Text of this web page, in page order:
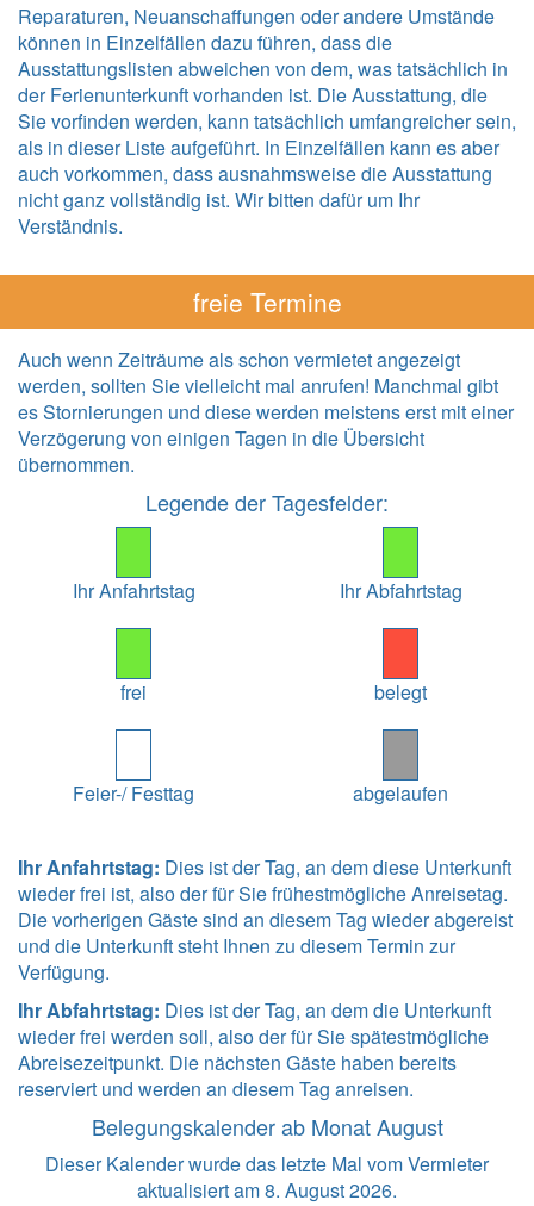
Reparaturen, Neuanschaffungen oder andere Umstände
können in Einzelfällen dazu führen, dass die
Ausstattungslisten abweichen von dem, was tatsächlich in
der Ferienunterkunft vorhanden ist. Die Ausstattung, die
Sie vorfinden werden, kann tatsächlich umfangreicher sein,
als in dieser Liste aufgeführt. In Einzelfällen kann es aber
auch vorkommen, dass ausnahmsweise die Ausstattung
nicht ganz vollständig ist. Wir bitten dafür um Ihr
Verständnis.
freie Termine
Auch wenn Zeiträume als schon vermietet angezeigt
werden, sollten Sie vielleicht mal anrufen! Manchmal gibt
es Stornierungen und diese werden meistens erst mit einer
Verzögerung von einigen Tagen in die Übersicht
übernommen.
Legende der Tagesfelder:
Ihr Anfahrtstag Ihr Abfahrtstag
frei belegt
Feier-/ Festtag abgelaufen
Ihr Anfahrtstag: Dies ist der Tag, an dem diese Unterkunft
wieder frei ist, also der für Sie frühestmögliche Anreisetag.
Die vorherigen Gäste sind an diesem Tag wieder abgereist
und die Unterkunft steht Ihnen zu diesem Termin zur
Verfügung.
Ihr Abfahrtstag: Dies ist der Tag, an dem die Unterkunft
wieder frei werden soll, also der für Sie spätestmögliche
Abreisezeitpunkt. Die nächsten Gäste haben bereits
reserviert und werden an diesem Tag anreisen.
Belegungskalender ab Monat August
Dieser Kalender wurde das letzte Mal vom Vermieter
aktualisiert am 8. August 2026.